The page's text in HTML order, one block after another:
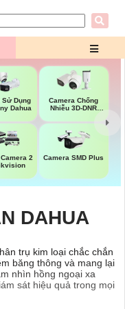
Sử Dụng
Dahua
Camera Chống
Nhiễu 3D-DNR
2
Camera SMD Plus
DAHUA
trụ kim loại chắc chắn
băng thông và mang lại
nhìn hồng ngoại xa
sát hiệu quả trong mọi